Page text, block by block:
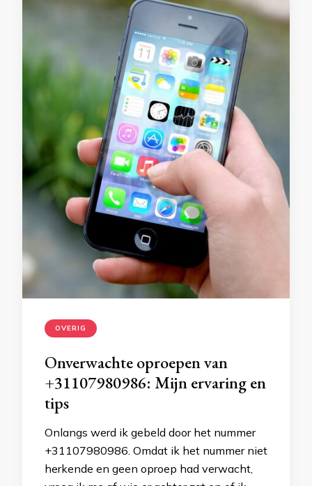
OVERIG
Onverwachte oproepen van
+31107980986: Mijn ervaring en
tips
Onlangs werd ik gebeld door het nummer
+31107980986. Omdat ik het nummer niet
herkende en geen oproep had verwacht,